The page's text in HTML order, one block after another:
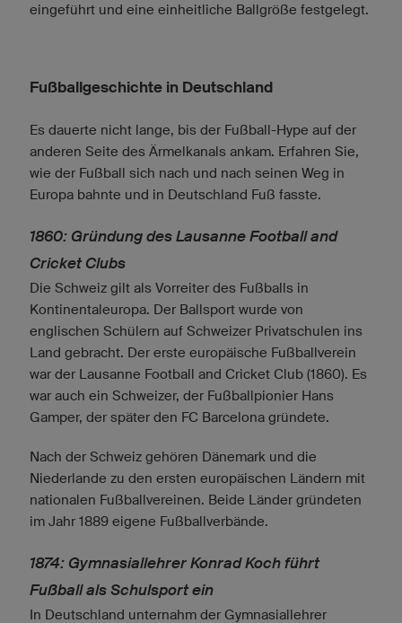
eingeführt und eine einheitliche Ballgröße festgelegt.
Fußballgeschichte in Deutschland
Es dauerte nicht lange, bis der Fußball-Hype auf der
anderen Seite des Ärmelkanals ankam. Erfahren Sie,
wie der Fußball sich nach und nach seinen Weg in
Europa bahnte und in Deutschland Fuß fasste.
1860: Gründung des Lausanne Football and
Cricket Clubs
Die Schweiz gilt als Vorreiter des Fußballs in
Kontinentaleuropa. Der Ballsport wurde von
englischen Schülern auf Schweizer Privatschulen ins
Land gebracht. Der erste europäische Fußballverein
war der Lausanne Football and Cricket Club (1860). Es
war auch ein Schweizer, der Fußballpionier Hans
Gamper, der später den FC Barcelona gründete.
Nach der Schweiz gehören Dänemark und die
Niederlande zu den ersten europäischen Ländern mit
nationalen Fußballvereinen. Beide Länder gründeten
im Jahr 1889 eigene Fußballverbände.
1874: Gymnasiallehrer Konrad Koch führt
Fußball als Schulsport ein
In Deutschland unternahm der Gymnasiallehrer